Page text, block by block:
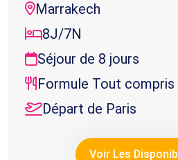
Marrakech
8J/7N
Séjour de 8 jours
Formule Tout compris
Départ de Paris
Voir Les